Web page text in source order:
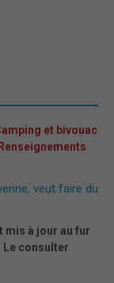
et bivouac
veut faire du
mis à jour au fur
Le consulter